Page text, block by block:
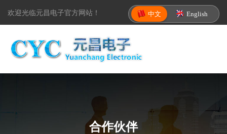
欢迎光临元昌电子官方网站！ 中文 English
合作伙伴